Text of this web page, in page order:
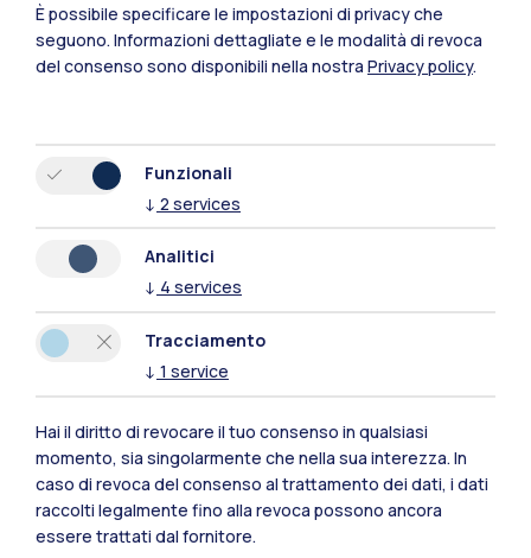
Polimi Community
Tutti i siti dell’ecosistema
Residenze
È possibile specificare le impostazioni di privacy che
seguono. Informazioni dettagliate e le modalità di revoca
del consenso sono disponibili nella nostra Privacy policy.
Funzionali
↓ 2 services
Analitici
↓ 4 services
Tracciamento
↓ 1 service
Hai il diritto di revocare il tuo consenso in qualsiasi
momento, sia singolarmente che nella sua interezza. In
caso di revoca del consenso al trattamento dei dati, i dati
raccolti legalmente fino alla revoca possono ancora
essere trattati dal fornitore.